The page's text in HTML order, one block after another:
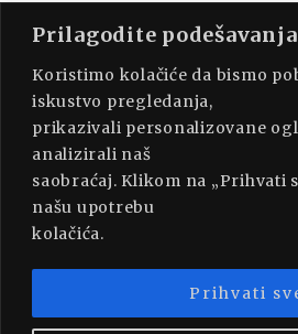
Prilagodite
Koristimo kolačiće da bismo
iskustvo pregledanja,
prikazivali personalizovane
analizirali naš
saobraćaj. Klikom na „Prihvati
našu upotrebu
kolačića.
Prihvati
TURIZAM
UNCATEGORIZED
URADI SAM
UREĐENJE DOMA
ZDRAVLJE
PROUDLY POWERED BY